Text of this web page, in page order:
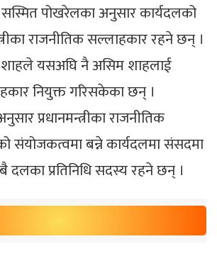
सस्मित पोखरेलका अनुसार कार्यदलको
राजनीतिक सल्लाहकार रहने छन् ।
शाहले यसअघि नै असिम शाहलाई
नियुक्त गरिसकेका छन् ।
प्रधानमन्त्रीका राजनीतिक
संयोजकत्वमा बन्ने कार्यदलमा संसदमा
दलका प्रतिनिधि सदस्य रहने छन् ।